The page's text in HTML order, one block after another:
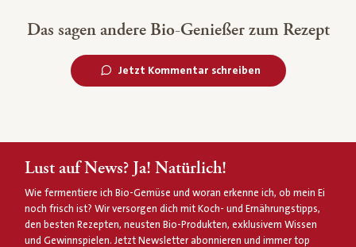
Das sagen andere Bio-Genießer zum Rezept
Jetzt Kommentar schreiben
Lust auf News? Ja! Natürlich!
Wie fermentiere ich Bio-Gemüse und woran erkenne ich, ob mein Ei
noch frisch ist? Wir versorgen dich mit Koch- und Ernährungstipps,
den besten Rezepten, neusten Bio-Produkten, exklusivem Wissen
und Gewinnspielen. Jetzt Newsletter abonnieren und immer top